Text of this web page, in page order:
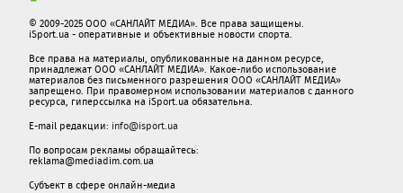
© 2009-2025 ООО «САНЛАЙТ МЕДИА». Все права защищены.
iSport.ua - оперативные и объективные новости спорта.
Все права на материалы, опубликованные на данном ресурсе,
принадлежат ООО «САНЛАЙТ МЕДИА». Какое-либо использование
материалов без письменного разрешения ООО «САНЛАЙТ МЕДИА»
запрещено. При правомерном использовании материалов с данного
ресурса, гиперссылка на iSport.ua обязательна.
E-mail редакции: info@isport.ua
По вопросам рекламы обращайтесь:
reklama@mediadim.com.ua
Субъект в сфере онлайн-медиа